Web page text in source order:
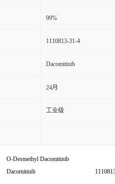
99%
1110813-31-4
Dacomitinib
24月
工业级
O-Desmethyl Dacomitinib
Dacomitinib